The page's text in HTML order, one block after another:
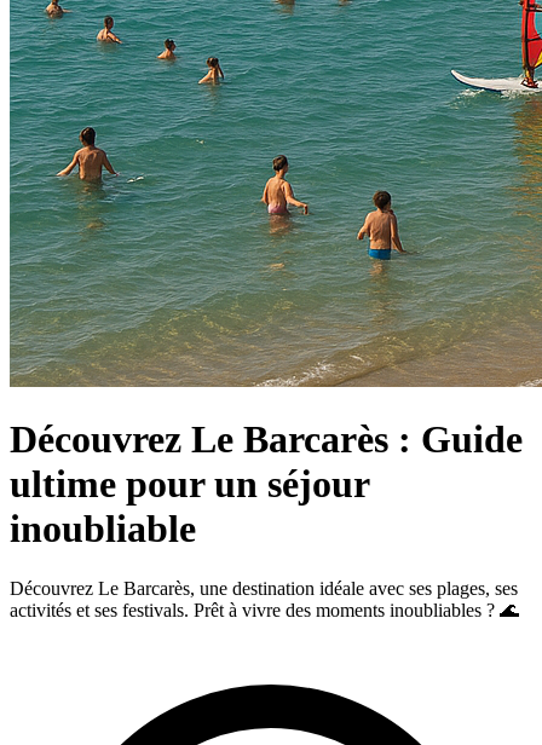
Découvrez Le Barcarès : Guide
ultime pour un séjour
inoubliable
Découvrez Le Barcarès, une destination idéale avec ses plages, ses
activités et ses festivals. Prêt à vivre des moments inoubliables ? 🌊